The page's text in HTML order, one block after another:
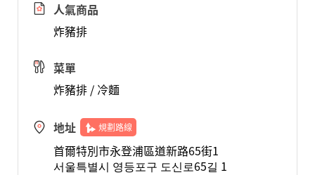
人氣商品
炸豬排
菜單
炸豬排 / 冷麵
地址 規劃路線
首爾特別市永登浦區道新路65街1
서울특별시 영등포구 도신로65길 1